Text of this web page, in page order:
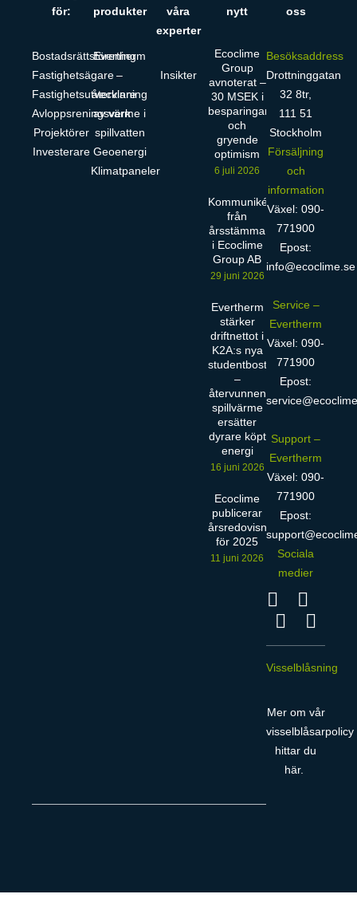
för:
Bostadsrättsförening
Fastighetsägare
Fastighetsutvecklare
Avloppsreningsverk
Projektörer
Investerare
produkter
Evertherm
–
återvinning
av värme i
spillvatten
Geoenergi
Klimatpaneler
våra
experter
Insikter
nytt
Ecoclime
Group
avnoterat –
30 MSEK i
besparingar
och
gryende
optimism
6 juli 2026
Kommuniké
från
årsstämma
i Ecoclime
Group AB
29 juni 2026
Evertherm
stärker
driftnettot i
K2A:s nya
studentbostäder
–
återvunnen
spillvärme
ersätter
dyrare köpt
energi
16 juni 2026
Ecoclime
publicerar
årsredovisning
för 2025
11 juni 2026
oss
Besöksaddress
Drottninggatan
32 8tr,
111 51
Stockholm
Försäljning
och
information
Växel: 090-
771900
Epost:
info@ecoclime.se
Service –
Evertherm
Växel: 090-
771900
Epost:
Support –
Evertherm
Växel: 090-
771900
Epost:
Sociala
medier
Visselblåsning
Mer om vår
visselblåsarpolicy
hittar du
här.